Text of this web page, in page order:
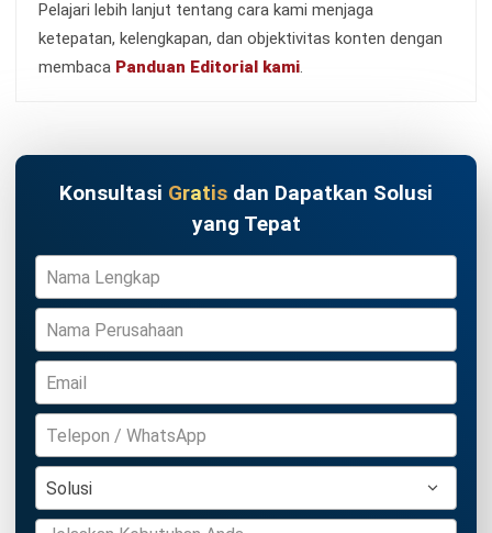
Contoh Format Stock Opname Excel
serta Templatenya
Nur Fi'llia Nugrahani